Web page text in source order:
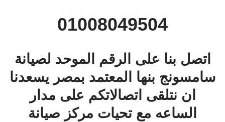
01008049504
اتصل بنا على الرقم الموحد لصيانة
سامسونج بنها المعتمد بمصر يسعدنا
ان نتلقى اتصالاتكم على مدار
الساعه مع تحيات مركز صيانة